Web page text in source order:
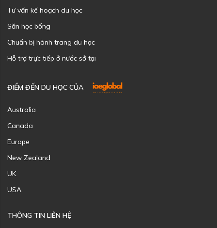
Tư vấn kế hoạch du học
Săn học bổng
Chuẩn bị hành trang du học
Hỗ trợ trực tiếp ở nước sở tại
ĐIỂM ĐẾN DU HỌC CỦA
Australia
Canada
Europe
New Zealand
UK
USA
THÔNG TIN LIÊN HỆ